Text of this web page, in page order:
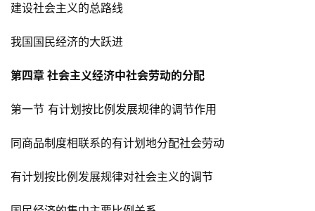
建设社会主义的总路线
我国国民经济的大跃进
第四章 社会主义经济中社会劳动的分配
第一节 有计划按比例发展规律的调节作用
同商品制度相联系的有计划地分配社会劳动
有计划按比例发展规律对社会主义的调节